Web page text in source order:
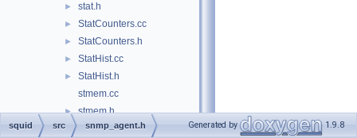
► stat.h
► StatCounters.cc
► StatCounters.h
► StatHist.cc
►
StatHist.h
stmem.cc
► stmem.h
► store.cc
squid src snmp_agent.h Generated by 1.9.8